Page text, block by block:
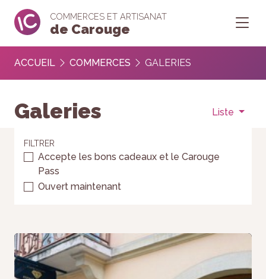
COMMERCES ET ARTISANAT
de Carouge
ACCUEIL COMMERCES GALERIES
Galeries Liste
FILTRER
Accepte les bons cadeaux et le Carouge
Pass
Ouvert maintenant